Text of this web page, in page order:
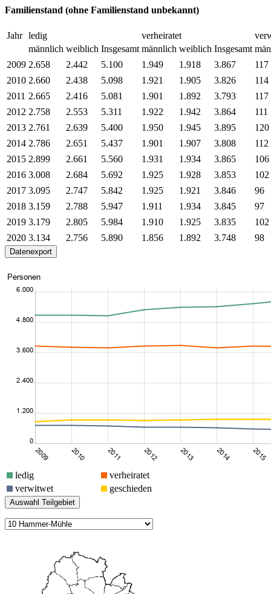
Familienstand (ohne Familienstand unbekannt)
Jahr ledig verheiratet
männlich weiblich Insgesamt männlich weiblich Insgesamt
2009 2.658 2.442 5.100 1.949 1.918 3.867
117
2010 2.660 2.438 5.098 1.921 1.905 3.826
114
2011 2.665 2.416 5.081 1.901 1.892 3.793
117
2012 2.758 2.553 5.311 1.922 1.942 3.864
111
2013 2.761 2.639 5.400 1.950 1.945 3.895
120
2014 2.786 2.651 5.437 1.901 1.907 3.808
112
2015 2.899 2.661 5.560 1.931 1.934 3.865
106
2016 3.008 2.684 5.692 1.925 1.928 3.853
102
2017 3.095 2.747 5.842 1.925 1.921 3.846
96
2018 3.159 2.788 5.947 1.911 1.934 3.845
97
2019 3.179 2.805 5.984 1.910 1.925 3.835
102
2020 3.134 2.756 5.890 1.856 1.892 3.748 98
ledig
verheiratet
verwitwet
geschieden